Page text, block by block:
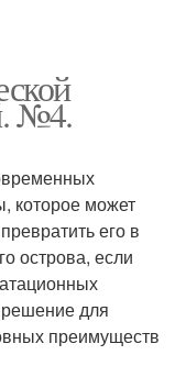
№4.
которое может
его в
острова, если
для
преимуществ